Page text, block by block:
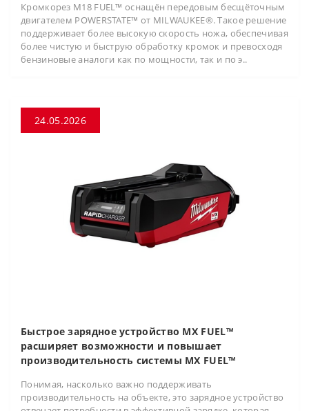
Кромкорез M18 FUEL™ оснащён передовым бесщёточным
двигателем POWERSTATE™ от MILWAUKEE®. Такое решение
поддерживает более высокую скорость ножа, обеспечивая
более чистую и быструю обработку кромок и превосходя
бензиновые аналоги как по мощности, так и по э..
24.05.2026
Быстрое зарядное устройство MX FUEL™
расширяет возможности и повышает
производительность системы MX FUEL™
Понимая, насколько важно поддерживать
производительность на объекте, это зарядное устройство